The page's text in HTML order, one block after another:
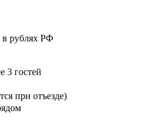
в рублях РФ
3 гостей
при отъезде)